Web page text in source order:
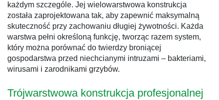
każdym szczególe. Jej wielowarstwowa konstrukcja
została zaprojektowana tak, aby zapewnić maksymalną
skuteczność przy zachowaniu długiej żywotności. Każda
warstwa pełni określoną funkcję, tworząc razem system,
który można porównać do twierdzy broniącej
gospodarstwa przed niechcianymi intruzami – bakteriami,
wirusami i zarodnikami grzybów.
Trójwarstwowa konstrukcja profesjonalnej